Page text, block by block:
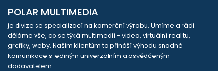
POLAR MULTIMEDIA
je divize se specializací na komerční výrobu. Umíme a rádi
děláme vše, co se týká multimedií - videa, virtuální realitu,
grafiky, weby. Našim klientům to přináší výhodu snadné
komunikace s jediným univerzálním a osvědčeným
dodavatelem.